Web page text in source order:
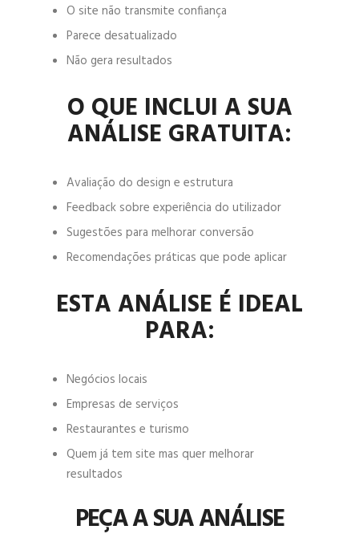
O site não transmite confiança
Parece desatualizado
Não gera resultados
O QUE INCLUI A SUA
ANÁLISE GRATUITA:
Avaliação do design e estrutura
Feedback sobre experiência do utilizador
Sugestões para melhorar conversão
Recomendações práticas que pode aplicar
ESTA ANÁLISE É IDEAL
PARA:
Negócios locais
Empresas de serviços
Restaurantes e turismo
Quem já tem site mas quer melhorar
resultados
PEÇA A SUA ANÁLISE